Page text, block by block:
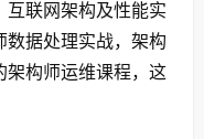
互联网架构及性能实
数据处理实战，架构
架构师运维课程，这